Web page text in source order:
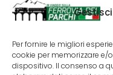
Per fornire le migliori
cookie per memorizzare e/
dispositivo. Il consenso a
SEGUICI